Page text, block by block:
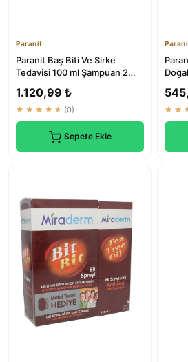
Paranit
Paranit Baş Biti Ve Sirke
Tedavisi 100 ml Şampuan 2
1.120,99 ₺
★★★★★ (0)
Sepete Ekle